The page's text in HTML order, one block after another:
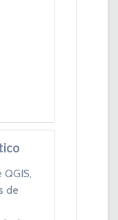
de